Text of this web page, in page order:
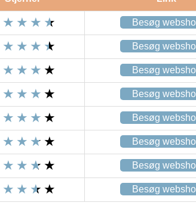
Besøg
Besøg
Besøg
Besøg
Besøg
Besøg
Besøg
Besøg